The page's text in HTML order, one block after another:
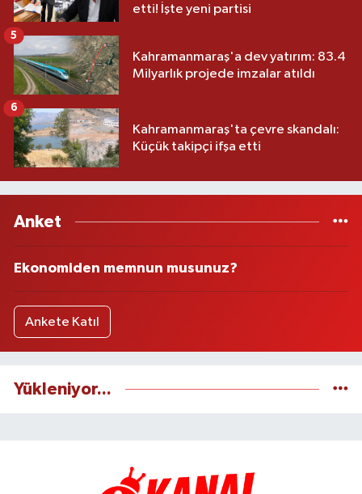
etti! İşte yeni partisi
Kahramanmaraş'a dev yatırım: 83.4
Milyarlık projede imzalar atıldı
5
Kahramanmaraş'ta çevre skandalı:
Küçük takipçi ifşa etti
6
Anket
Ekonomiden memnun musunuz?
Ankete Katıl
Yükleniyor...